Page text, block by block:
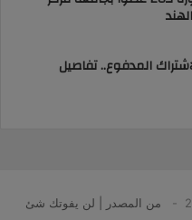
المدفوع.. تفاصيل
من المصدر | لن يفوتك شئ